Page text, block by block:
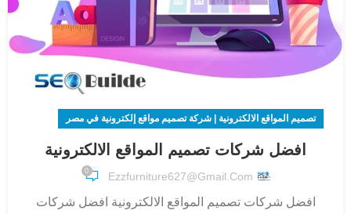
تصميم المواقع الالكترونية | شركة تصميم مواقع إلكترونية في مصر
افضل شركات تصميم المواقع الالكترونية
Ezzfurniture627@gmail.com
0
افضل شركات تصميم المواقع الالكترونية افضل شركات